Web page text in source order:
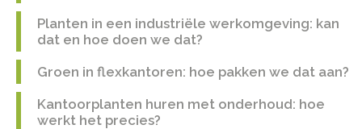
Planten in een industriële werkomgeving: kan
dat en hoe doen we dat?
Groen in flexkantoren: hoe pakken we dat aan?
Kantoorplanten huren met onderhoud: hoe
werkt het precies?